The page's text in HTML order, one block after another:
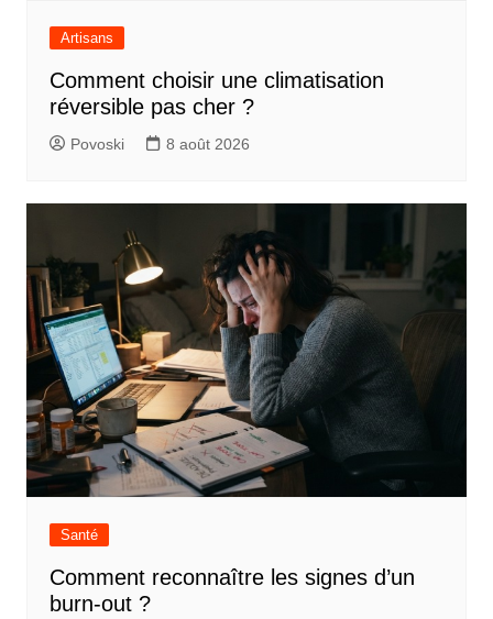
Artisans
Comment choisir une climatisation
réversible pas cher ?
Povoski 8 août 2026
Santé
Comment reconnaître les signes d’un
burn-out ?